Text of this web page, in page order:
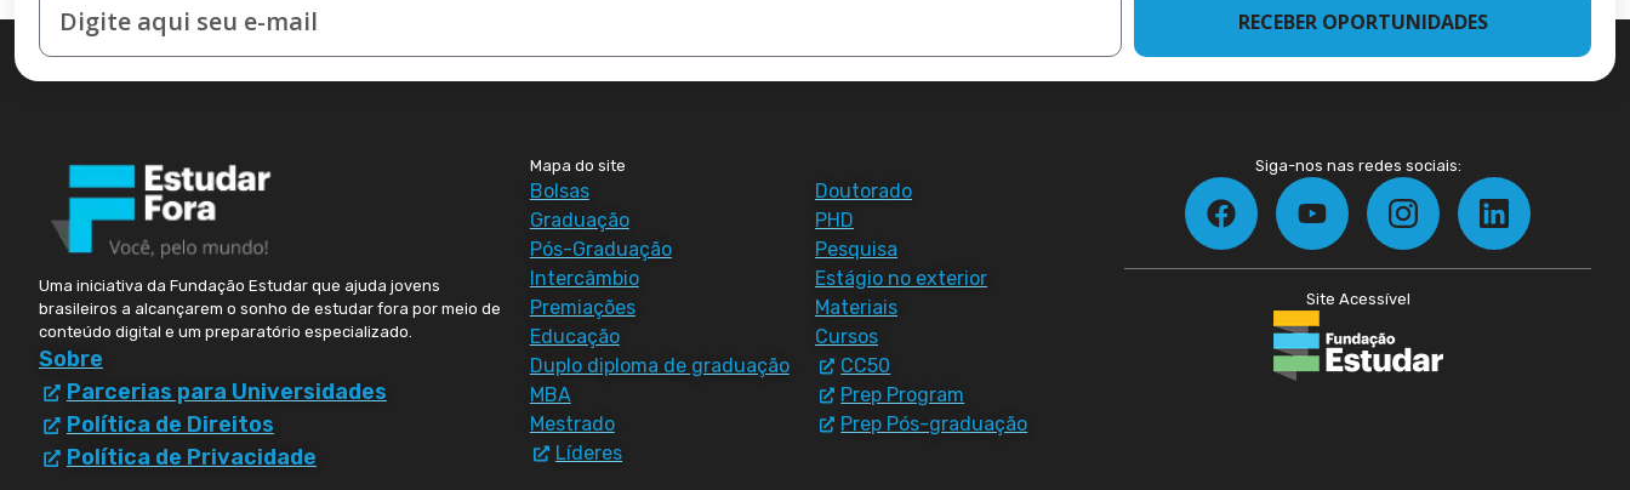
RECEBER OPORTUNIDADES
Uma iniciativa da Fundação Estudar que ajuda jovens
brasileiros a alcançarem o sonho de estudar fora por meio de
conteúdo digital e um preparatório especializado.
Sobre
Parcerias para Universidades
Política de Direitos
Política de Privacidade
Mapa do site
Bolsas
Graduação
Pós-Graduação
Intercâmbio
Premiações
Educação
Duplo diploma de graduação
MBA
Mestrado
Líderes
Doutorado
PHD
Pesquisa
Estágio no exterior
Materiais
Cursos
CC50
Prep Program
Prep Pós-graduação
Siga-nos nas redes sociais:
Site Acessível